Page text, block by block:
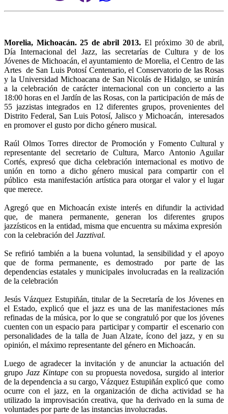
Morelia, Michoacán. 25 de abril 2013. El próximo 30 de abril,
Día Internacional del Jazz, las secretarías de Cultura y de los
Jóvenes de Michoacán, el ayuntamiento de Morelia, el Centro de las
Artes de San Luis Potosí Centenario, el Conservatorio de las Rosas
y la Universidad Michoacana de San Nicolás de Hidalgo, se unirán
a la celebración de carácter internacional con un concierto a las
18:00 horas en el Jardín de las Rosas, con la participación de más de
55 jazzistas integrados en 12 diferentes grupos, provenientes del
Distrito Federal, San Luis Potosí, Jalisco y Michoacán, interesados
en promover el gusto por dicho género musical.
Raúl Olmos Torres director de Promoción y Fomento Cultural y
representante del secretario de Cultura, Marco Antonio Aguilar
Cortés, expresó que dicha celebración internacional es motivo de
unión en torno a dicho género musical para compartir con el
público esta manifestación artística para otorgar el valor y el lugar
que merece.
Agregó que en Michoacán existe interés en difundir la actividad
que, de manera permanente, generan los diferentes grupos
jazzísticos en la entidad, misma que encuentra su máxima expresión
con la celebración del Jazztival.
Se refirió también a la buena voluntad, la sensibilidad y el apoyo
que de forma permanente, es demostrado por parte de las
dependencias estatales y municipales involucradas en la realización
de la celebración
Jesús Vázquez Estupiñán, titular de la Secretaría de los Jóvenes en
el Estado, explicó que el jazz es una de las manifestaciones más
refinadas de la música, por lo que se congratuló por que los jóvenes
cuenten con un espacio para participar y compartir el escenario con
personalidades de la talla de Juan Alzate, ícono del jazz, y en su
opinión, el máximo representante del género en Michoacán.
Luego de agradecer la invitación y de anunciar la actuación del
grupo Jazz Kintapecon su propuesta novedosa, surgido al interior
de la dependencia a su cargo, Vázquez Estupiñán explicó que como
ocurre con el jazz, en la organización de dicha actividad se ha
utilizado la improvisación creativa, que ha derivado en la suma de
voluntades por parte de las instancias involucradas.